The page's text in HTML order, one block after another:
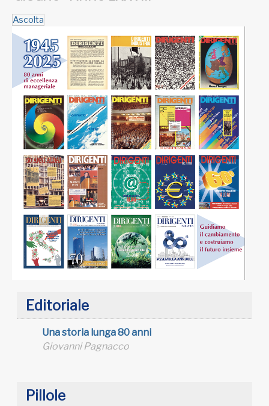
Ascolta
Editoriale
Una storia lunga 80 anni
Giovanni Pagnacco
Pillole